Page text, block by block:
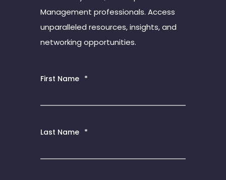
Management professionals. Access
unparalleled resources, insights, and
networking opportunities.
First Name *
Last Name *